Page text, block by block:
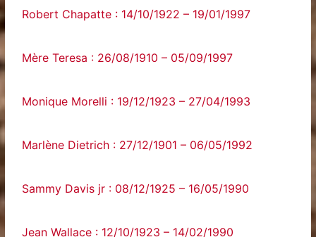
Robert Chapatte : 14/10/1922 – 19/01/1997
Mère Teresa : 26/08/1910 – 05/09/1997
Monique Morelli : 19/12/1923 – 27/04/1993
Marlène Dietrich : 27/12/1901 – 06/05/1992
Sammy Davis jr : 08/12/1925 – 16/05/1990
Jean Wallace : 12/10/1923 – 14/02/1990